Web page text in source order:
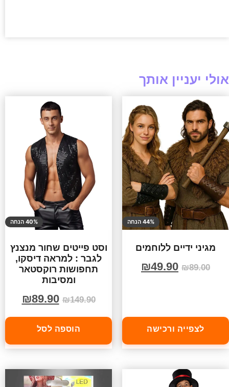
אולי יעניין אותך
44% הנחה
מגיני ידיים ללוחמים
₪89.00
₪49.90
לצפייה ורכישה
40% הנחה
וסט פייטים שחור מנצנץ
לגבר : למראה דיסקו,
תחפושות רוקסטאר
ומסיבות
₪149.90
₪89.90
הוספה לסל